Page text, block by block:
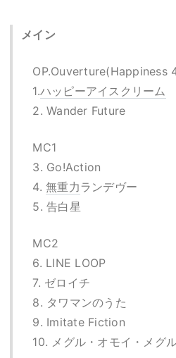
メイン
OP.Ouverture(Happiness
1.ハッピーアイスクリーム
2. Wander Future
MC1
3. Go!Action
4. 無重力ランデヴー
5. 告白星
MC2
6. LINE LOOP
7. ゼロイチ
8. タワマンのうた
9. Imitate Fiction
10. メグル・オモイ・メグ